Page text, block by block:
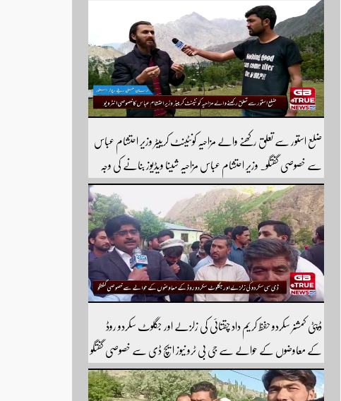
ضلع استور سے تعلق رکھنے والے مزاحیہ کونٹینٹ کرییٹر وزیر احتشام عباس
سے خصوصی گفتگو۔ وزیر احتشام عباس مزاحیہ شینا ویڈیوز بنانے کی وجہ
سے استور کے اندر کافی مشہور ہیں مزید اچھی اچھی ویڈیوز دیکھنے کے لئے
ہمارے یوٹیوب چینل کو سبسکرائب کریں
ڈپٹی کمشنر سکردو حفظ کریم داد چقتائی کی زلزلے اور جگلوٹ سکردو روڈ
کے معاوضوں کے حوالے سے جی بی ٹرو نیوز ایچ ڈی سے خصوصی گفتگو
رپورٹر شیر افضل روندو